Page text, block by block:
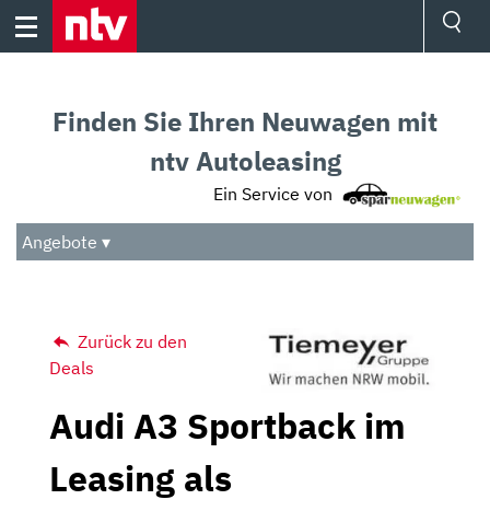
Skip
Audio
Das Beste
Finden Sie Ihren Neuwagen mit
ntv Autoleasing
Ein Service von
Angebote ▾
Zurück zu den
Deals
Audi A3 Sportback im
Leasing als